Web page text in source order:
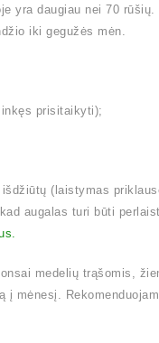
yra daugiau nei 70
iki gegužės mėn.
prisitaikyti);
(laistymas
augalas turi būti
medelių trąšomis,
į mėnesį.